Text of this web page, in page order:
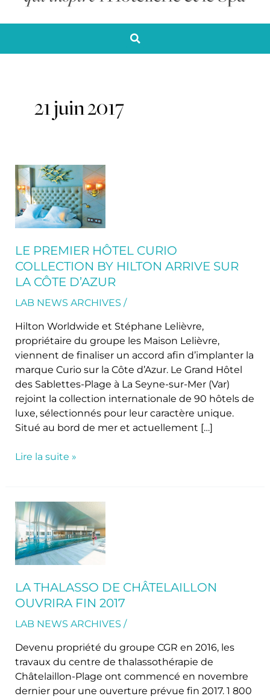
21 juin 2017
LE PREMIER HÔTEL CURIO
COLLECTION BY HILTON ARRIVE SUR
LA CÔTE D’AZUR
LAB NEWS ARCHIVES /
Hilton Worldwide et Stéphane Lelièvre,
propriétaire du groupe les Maison Lelièvre,
viennent de finaliser un accord afin d’implanter la
marque Curio sur la Côte d’Azur. Le Grand Hôtel
des Sablettes-Plage à La Seyne-sur-Mer (Var)
rejoint la collection internationale de 90 hôtels de
luxe, sélectionnés pour leur caractère unique.
Situé au bord de mer et actuellement […]
Le
premier
hôtel
Curio
Collection
by
Hilton
arrive
sur
la
d’Azur
Lire la suite »
LA THALASSO DE CHÂTELAILLON
OUVRIRA FIN 2017
LAB NEWS ARCHIVES /
Devenu propriété du groupe CGR en 2016, les
travaux du centre de thalassothérapie de
Châtelaillon-Plage ont commencé en novembre
dernier pour une ouverture prévue fin 2017. 1 800
La
thalasso
de
Châtelaillon
ouvrira
fin
2017